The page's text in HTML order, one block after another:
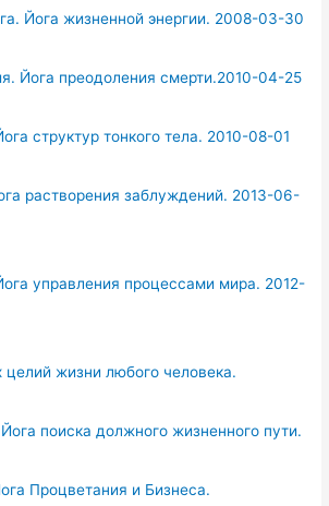
Йога жизненной энергии. 2008-03-30
Йога преодоления смерти.2010-04-25
структур тонкого тела. 2010-08-01
растворения заблуждений. 2013-06-
управления процессами мира. 2012-
жизни любого человека.
поиска должного жизненного пути.
Процветания и Бизнеса.